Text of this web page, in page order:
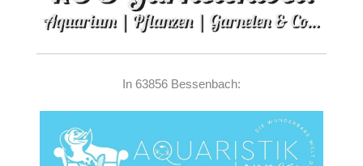
In 63856 Bessenbach: